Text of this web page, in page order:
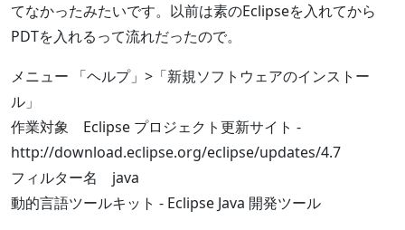
てなかったみたいです。以前は素のEclipseを入れてから
PDTを入れるって流れだったので。
メニュー 「ヘルプ」>「新規ソフトウェアのインストー
ル」
作業対象 Eclipse プロジェクト更新サイト -
http://download.eclipse.org/eclipse/updates/4.7
フィルター名 java
動的言語ツールキット - Eclipse Java 開発ツール